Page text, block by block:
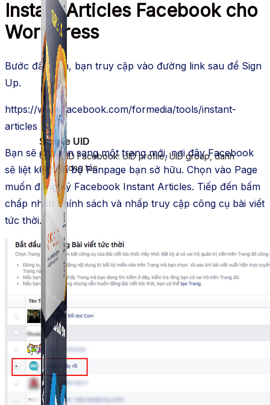
Simple UID
Quét UID Facebook: UID profile, UID group, danh
sách tương tác
Simple UID
Instant Articles Facebook cho
WordPress
Bước đầu tiên, bạn truy cập vào đường link sau để Sign
Up.
https://www.facebook.com/formedia/tools/instant-
articles
Bạn sẽ chuyển sang một trang mới, nơi đây Facebook
sẽ liệt kê toàn bộ Fanpage bạn sở hữu. Chọn vào Page
muốn đăng ký Facebook Instant Articles. Tiếp đến bấm
chấp nhận chính sách và nhấp truy cập công cụ bài viết
tức thời.